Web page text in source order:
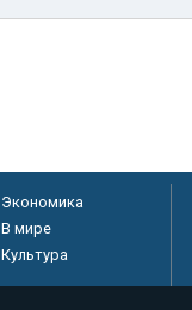
Экономика
В мире
Культура